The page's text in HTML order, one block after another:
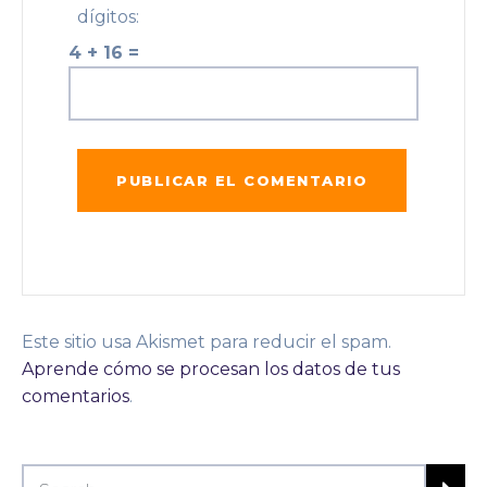
dígitos:
4 + 16 =
Este sitio usa Akismet para reducir el spam.
Aprende cómo se procesan los datos de tus
comentarios.